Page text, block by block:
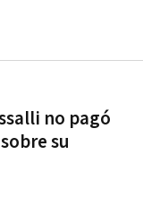
no pagó
su